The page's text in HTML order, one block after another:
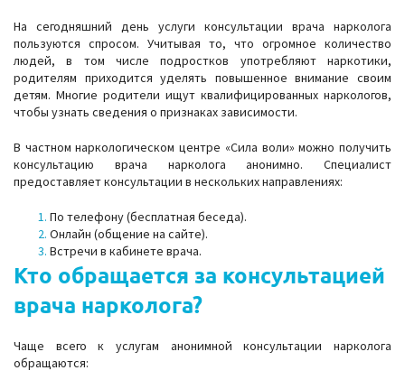
На сегодняшний день услуги консультации врача нарколога
пользуются спросом. Учитывая то, что огромное количество
людей, в том числе подростков употребляют наркотики,
родителям приходится уделять повышенное внимание своим
детям. Многие родители ищут квалифицированных наркологов,
чтобы узнать сведения о признаках зависимости.
В частном наркологическом центре «Сила воли» можно получить
консультацию врача нарколога анонимно. Специалист
предоставляет консультации в нескольких направлениях:
По телефону (бесплатная беседа).
Онлайн (общение на сайте).
Встречи в кабинете врача.
Кто обращается за консультацией
врача нарколога?
Чаще всего к услугам анонимной консультации нарколога
обращаются: